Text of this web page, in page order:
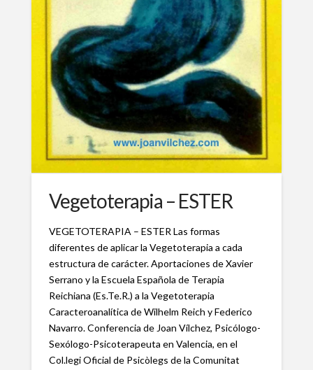
Vegetoterapia – ESTER
VEGETOTERAPIA – ESTER Las formas
diferentes de aplicar la Vegetoterapia a cada
estructura de carácter. Aportaciones de Xavier
Serrano y la Escuela Española de Terapia
Reichiana (Es.Te.R.) a la Vegetoterapia
Caracteroanalítica de Wilhelm Reich y Federico
Navarro. Conferencia de Joan Vílchez, Psicólogo-
Sexólogo-Psicoterapeuta en Valencia, en el
Col.legi Oficial de Psicòlegs de la Comunitat